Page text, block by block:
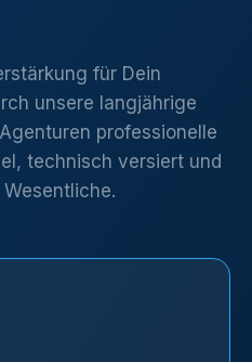
für Dein
unsere langjährige
professionelle
technisch versiert und